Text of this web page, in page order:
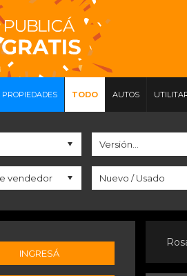
PROPIEDADES TODO AUTOS
INGRESÁ